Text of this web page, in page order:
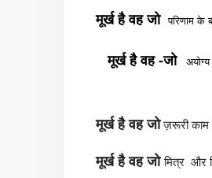
मूर्ख हैवहजोपरिणाम के
मूर्ख हैवह -जोअयोग्य
मूर्ख हैवहजो ज़रूरी काम
मूर्ख हैवहजोमित्र और